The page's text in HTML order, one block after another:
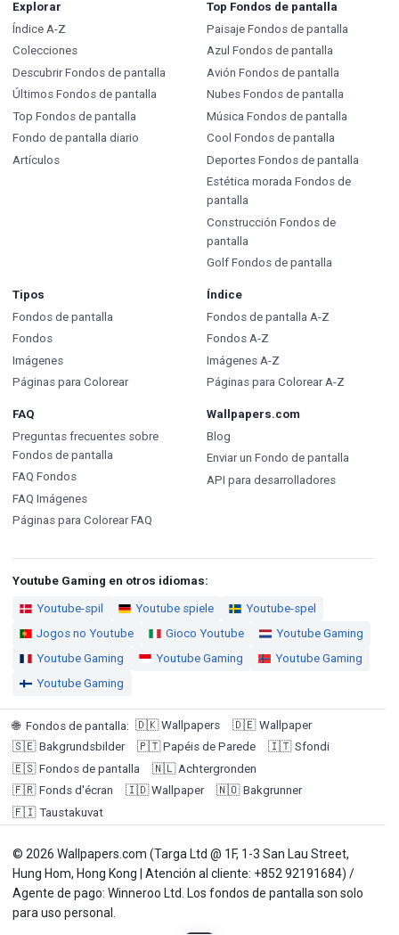
Explorar
Índice A-Z
Colecciones
Descubrir Fondos de pantalla
Últimos Fondos de pantalla
Top Fondos de pantalla
Fondo de pantalla diario
Artículos
Top Fondos de pantalla
Paisaje Fondos de pantalla
Azul Fondos de pantalla
Avión Fondos de pantalla
Nubes Fondos de pantalla
Música Fondos de pantalla
Cool Fondos de pantalla
Deportes Fondos de pantalla
Estética morada Fondos de
pantalla
Construcción Fondos de
pantalla
Golf Fondos de pantalla
Tipos
Fondos de pantalla
Fondos
Imágenes
Páginas para Colorear
Índice
Fondos de pantalla A-Z
Fondos A-Z
Imágenes A-Z
Páginas para Colorear A-Z
FAQ
Preguntas frecuentes sobre
Fondos de pantalla
FAQ Fondos
FAQ Imágenes
Páginas para Colorear FAQ
Wallpapers.com
Blog
Enviar un Fondo de pantalla
API para desarrolladores
Youtube Gaming en otros idiomas:
Youtube-spil Youtube spiele
Youtube-spel
Jogos no Youtube
Gioco Youtube
Youtube Gaming
Youtube Gaming
Youtube Gaming
Youtube Gaming
Youtube Gaming
🌐 Fondos de pantalla: 🇩🇰 Wallpapers 🇩🇪 Wallpaper
🇸🇪 Bakgrundsbilder 🇵🇹 Papéis de Parede 🇮🇹 Sfondi
🇪🇸 Fondos de pantalla 🇳🇱 Achtergronden
🇫🇷 Fonds d'écran 🇮🇩 Wallpaper 🇳🇴 Bakgrunner
🇫🇮 Taustakuvat
© 2026 Wallpapers.com (Targa Ltd @ 1F, 1-3 San Lau Street,
Hung Hom, Hong Kong | Atención al cliente: +852 92191684) /
Agente de pago: Winneroo Ltd. Los fondos de pantalla son solo
para uso personal.